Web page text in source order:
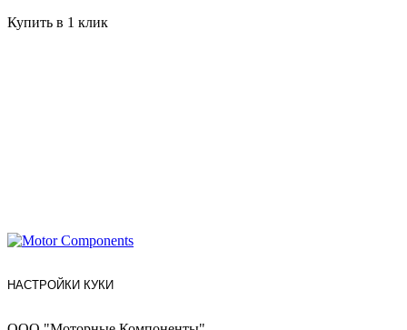
Купить в 1 клик
НАСТРОЙКИ КУКИ